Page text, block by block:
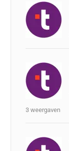
3 weergaven